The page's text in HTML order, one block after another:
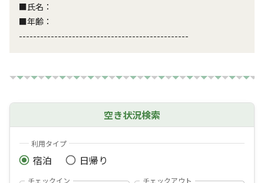
■氏名：
■年齢：
------------------------------------------------
空き状況検索
利用タイプ
宿泊 日帰り
チェックイン チェックアウト